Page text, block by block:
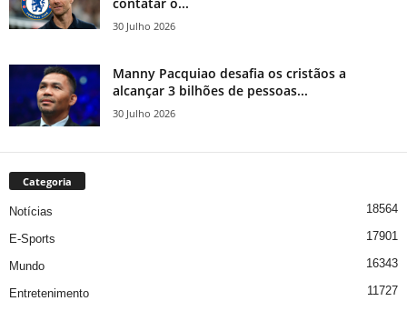
contatar o...
30 Julho 2026
Manny Pacquiao desafia os cristãos a
alcançar 3 bilhões de pessoas...
30 Julho 2026
Categoria
Notícias 18564
E-Sports 17901
Mundo 16343
Entretenimento 11727